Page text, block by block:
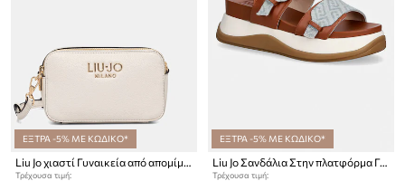
ΕΞΤΡΑ -5% ΜΕ ΚΩΔΙΚΟ*
Liu Jo χιαστί Γυναικεία από απομίμηση δέρματος
Τρέχουσα τιμή:
ΕΞΤΡΑ -5% ΜΕ ΚΩΔΙΚΟ*
Liu Jo Σανδάλια Στην πλατφόρμα Γυναικεία FIONA 02
Τρέχουσα τιμή: